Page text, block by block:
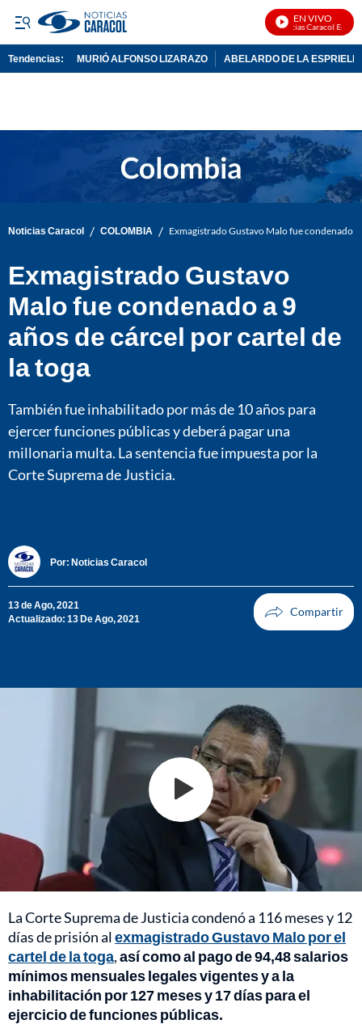
EN VIVO
Noticias Caracol En Vivo
Tendencias: MURIÓ ALFONSO LIZARAZO ABELARDO DE LA
Noticias Caracol / COLOMBIA / Exmagistrado Gustavo Malo fue condenado
Exmagistrado Gustavo
Malo fue condenado a 9
años de cárcel por cartel de
la toga
También fue inhabilitado por más de 10 años para
ejercer funciones públicas y deberá pagar una
millonaria multa. La sentencia fue impuesta por la
Corte Suprema de Justicia.
Por: Noticias Caracol
13 de Ago, 2021
Actualizado: 13 De Ago, 2021
La Corte Suprema de Justicia condenó a 116 meses y 12
días de prisión alexmagistrado Gustavo Malo por el
cartel de la toga,así como al pago de 94,48 salarios
mínimos mensuales legales vigentes y a la
inhabilitación por 127 meses y 17 días para el
ejercicio de funciones públicas.